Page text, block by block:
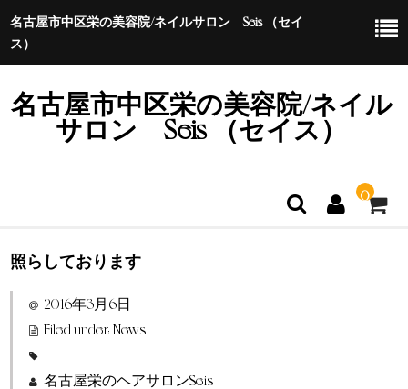
名古屋市中区栄の美容院/ネイルサロン Seis （セイ
ス）
名古屋市中区栄の美容院/ネイル
サロン Seis （セイス）
0
ホーム
特定商取引法に基づく表示
照らしております
2016年3月6日
Filed under:News
名古屋栄のヘアサロンSeis